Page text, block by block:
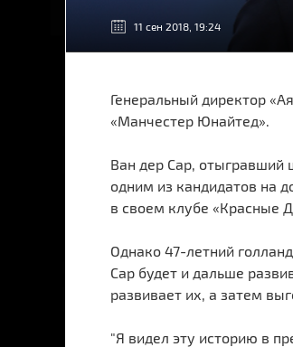
11 сен 2018, 19:24
Генеральный директор
«Манчестер Юнайтед».
Ван дер Сар, отыгравший
одним из кандидатов на
в своем клубе «Красные
Однако 47-летний
Сар будет и дальше
развивает их, а затем
"Я видел эту историю в